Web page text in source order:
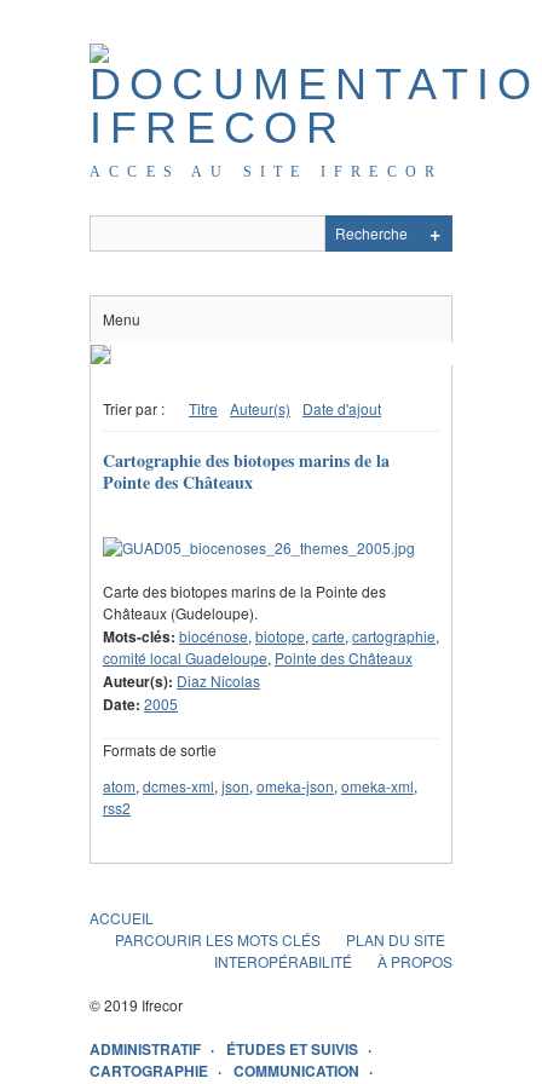
ACCES AU SITE IFRECOR
Menu
Trier par : Titre Auteur(s) Date d'ajout
Cartographie des biotopes marins de la
Pointe des Châteaux
Carte des biotopes marins de la Pointe des
Châteaux (Gudeloupe).
Mots-clés: biocénose, biotope, carte, cartographie,
comité local Guadeloupe, Pointe des Châteaux
Auteur(s): Diaz Nicolas
Date: 2005
Formats de sortie
atom, dcmes-xml, json, omeka-json, omeka-xml,
rss2
ACCUEIL
PARCOURIR LES MOTS CLÉS
PLAN DU SITE
INTEROPÉRABILITÉ
À PROPOS
© 2019 Ifrecor
ADMINISTRATIF
ÉTUDES ET SUIVIS
CARTOGRAPHIE
COMMUNICATION